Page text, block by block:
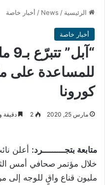
الرئيسية /
News
/ أخبار خاصة
أخبار خاصة
للمساعدة على
كورونا
مارس 25, 2020 2 دقيقة
متابعة بتجـــــــــرد: أعلن
مليون قناع واقٍ للوجه إلى